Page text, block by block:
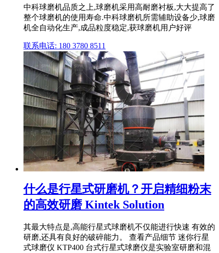
中科球磨机品质之上,球磨机采用高耐磨衬板,大大提高了
整个球磨机的使用寿命.中科球磨机所需辅助设备少,球磨
机全自动化生产,成品粒度稳定,获球磨机用户好评
联系电话: 180 3780 8511
什么是行星式研磨机？开启精细粉末
的高效研磨 Kintek Solution
其最大特点是,高能行星式球磨机不仅能进行快速 有效的
研磨,还具有良好的破碎能力。 查看产品细节 迷你行星
式球磨仪 KTP400 台式行星式球磨仪是实验室研磨和混